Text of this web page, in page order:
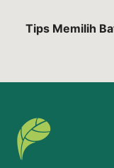
Tips Memilih